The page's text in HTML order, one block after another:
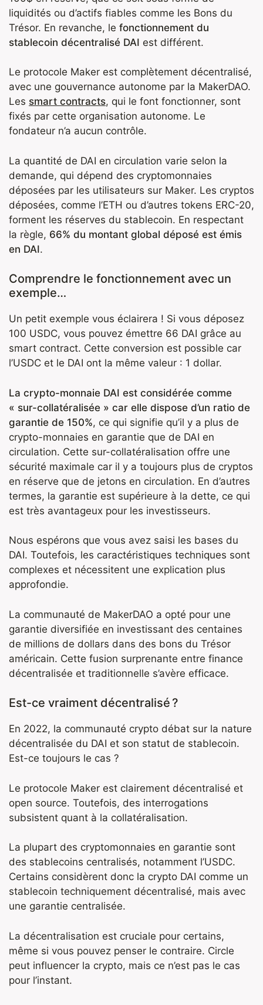
liquidités ou d’actifs fiables comme les Bons du
Trésor. En revanche, le fonctionnement du
stablecoin décentralisé DAI est différent.
Le protocole Maker est complètement décentralisé,
avec une gouvernance autonome par la MakerDAO.
Les smart contracts, qui le font fonctionner, sont
fixés par cette organisation autonome. Le
fondateur n’a aucun contrôle.
La quantité de DAI en circulation varie selon la
demande, qui dépend des cryptomonnaies
déposées par les utilisateurs sur Maker. Les cryptos
déposées, comme l’ETH ou d’autres tokens ERC-20,
forment les réserves du stablecoin. En respectant
la règle, 66% du montant global déposé est émis
en DAI.
Comprendre le fonctionnement avec un
exemple…
Un petit exemple vous éclairera ! Si vous déposez
100 USDC, vous pouvez émettre 66 DAI grâce au
smart contract. Cette conversion est possible car
l’USDC et le DAI ont la même valeur : 1 dollar.
La crypto-monnaie DAI est considérée comme
« sur-collatéralisée » car elle dispose d’un ratio de
garantie de 150%, ce qui signifie qu’il y a plus de
crypto-monnaies en garantie que de DAI en
circulation. Cette sur-collatéralisation offre une
sécurité maximale car il y a toujours plus de cryptos
en réserve que de jetons en circulation. En d’autres
termes, la garantie est supérieure à la dette, ce qui
est très avantageux pour les investisseurs.
Nous espérons que vous avez saisi les bases du
DAI. Toutefois, les caractéristiques techniques sont
complexes et nécessitent une explication plus
approfondie.
La communauté de MakerDAO a opté pour une
garantie diversifiée en investissant des centaines
de millions de dollars dans des bons du Trésor
américain. Cette fusion surprenante entre finance
décentralisée et traditionnelle s’avère efficace.
Est-ce vraiment décentralisé ?
En 2022, la communauté crypto débat sur la nature
décentralisée du DAI et son statut de stablecoin.
Est-ce toujours le cas ?
Le protocole Maker est clairement décentralisé et
open source. Toutefois, des interrogations
subsistent quant à la collatéralisation.
La plupart des cryptomonnaies en garantie sont
des stablecoins centralisés, notamment l’USDC.
Certains considèrent donc la crypto DAI comme un
stablecoin techniquement décentralisé, mais avec
une garantie centralisée.
La décentralisation est cruciale pour certains,
même si vous pouvez penser le contraire. Circle
peut influencer la crypto, mais ce n’est pas le cas
pour l’instant.